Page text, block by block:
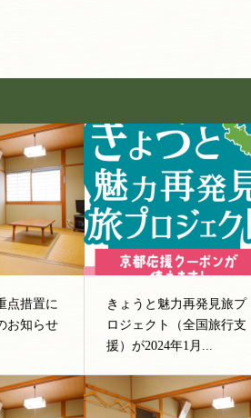
点措置に
お知らせ
きょうと魅力再発見旅プ
ロジェクト（全国旅行支
援）が2024年1月...